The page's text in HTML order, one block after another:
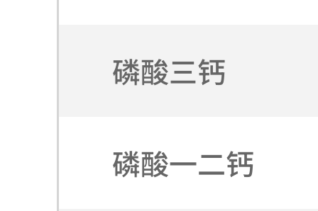
磷酸三钙
磷酸一二钙